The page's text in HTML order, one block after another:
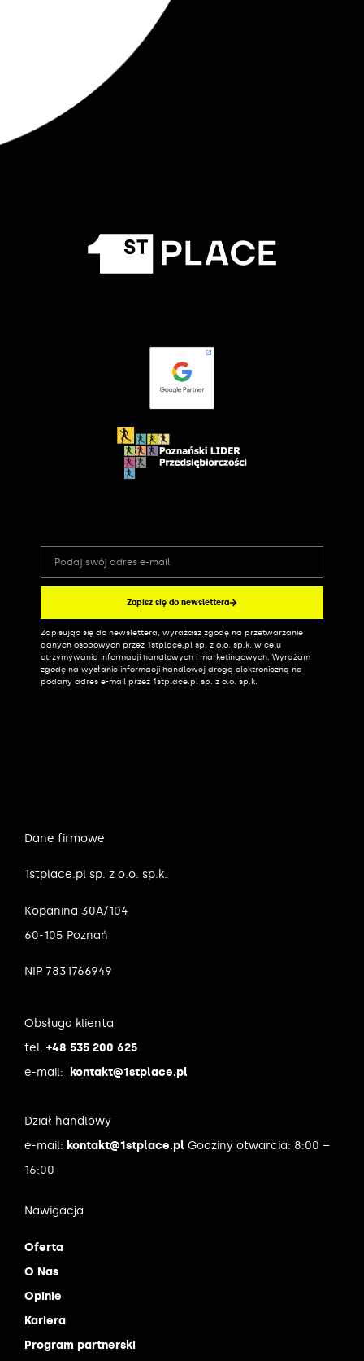
Zapisz się do newslettera
Alternative:
Zapisując się do newslettera, wyrażasz zgodę na przetwarzanie
danych osobowych przez 1stplace.pl sp. z o.o. sp.k. w celu
otrzymywania informacji handlowych i marketingowych. Wyrażam
zgodę na wysłanie informacji handlowej drogą elektroniczną na
podany adres e-mail przez 1stplace.pl sp. z o.o. sp.k.
Dane firmowe
1stplace.pl sp. z o.o. sp.k.
Kopanina 30A/104
60-105 Poznań
NIP 7831766949
Obsługa klienta
tel. +48 535 200 625
e-mail:
kontakt@1stplace.pl
Dział handlowy
e-mail: kontakt@1stplace.pl Godziny otwarcia: 8:00 –
16:00
Nawigacja
Oferta
O Nas
Opinie
Kariera
Program partnerski